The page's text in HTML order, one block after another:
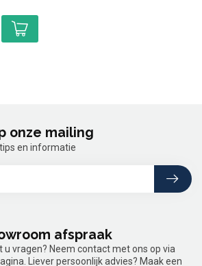
afspraak
u vragen? Neem contact met ons op via
Liever persoonlijk advies? Maak een
onze mailing
en informatie